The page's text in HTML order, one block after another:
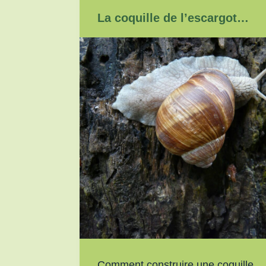
La coquille de l’escargot…